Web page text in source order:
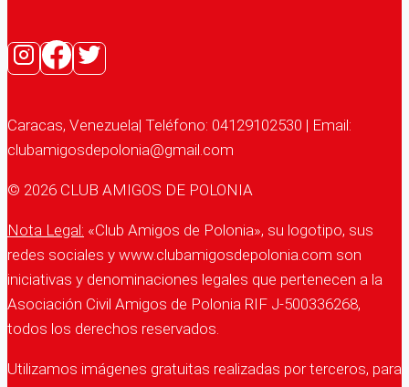
Caracas, Venezuela| Teléfono: 04129102530 | Email:
clubamigosdepolonia@gmail.com
© 2026 CLUB AMIGOS DE POLONIA
Nota Legal: «Club Amigos de Polonia», su logotipo, sus
redes sociales y www.clubamigosdepolonia.com son
iniciativas y denominaciones legales que pertenecen a la
Asociación Civil Amigos de Polonia RIF J-500336268,
todos los derechos reservados.
Utilizamos imágenes gratuitas realizadas por terceros, para